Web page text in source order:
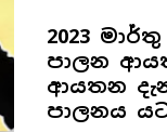
2023
පාලන
ආයතන
පාලනය